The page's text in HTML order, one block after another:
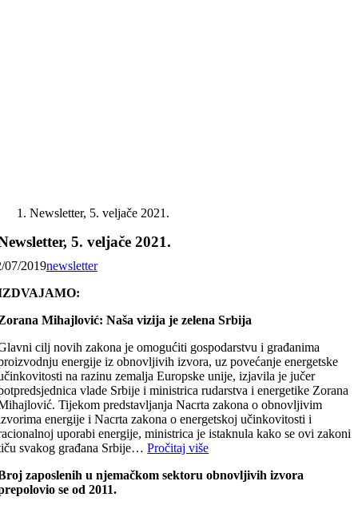
Newsletter, 5. veljače 2021.
5. veljače 2021.
07/2019newsletter
Mihajlović: Naša vizija je zelena Srbija
cilj novih zakona je omogućiti gospodarstvu i građanima
energije iz obnovljivih izvora, uz povećanje energetske
na razinu zemalja Europske unije, izjavila je jučer
vlade Srbije i ministrica rudarstva i energetike Zorana
Tijekom predstavljanja Nacrta zakona o obnovljivim
energije i Nacrta zakona o energetskoj učinkovitosti i
uporabi energije, ministrica je istaknula kako se ovi zakoni
svakog građana Srbije…Pročitaj više
zaposlenih u njemačkom sektoru obnovljivih izvora
se od 2011.